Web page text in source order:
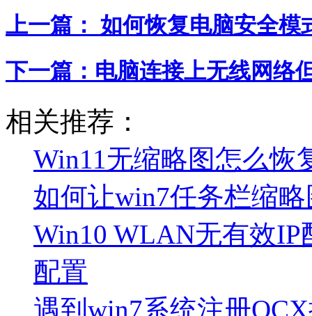
上一篇： 如何恢复电脑安全模
下一篇： 电脑连接上无线网络
相关推荐：
Win11无缩略图怎么恢
如何让win7任务栏缩
Win10 WLAN无有效
配置
遇到win7系统注册